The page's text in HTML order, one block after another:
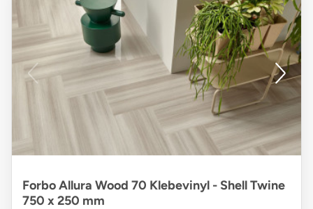
Forbo Allura Wood 70 Klebevinyl - Shell Twine
750 x 250 mm